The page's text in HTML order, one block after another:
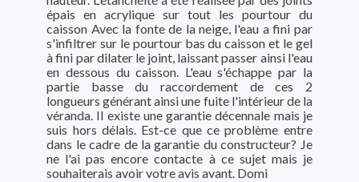
épais en acrylique sur tout les pourtour du
caisson Avec la fonte de la neige, l'eau a fini par
s'infiltrer sur le pourtour bas du caisson et le gel
à fini par dilater le joint, laissant passer ainsi l'eau
en dessous du caisson. L'eau s'échappe par la
partie basse du raccordement de ces 2
longueurs générant ainsi une fuite l'intérieur de la
véranda. Il existe une garantie décennale mais je
suis hors délais. Est-ce que ce problème entre
dans le cadre de la garantie du constructeur? Je
ne l'ai pas encore contacte à ce sujet mais je
souhaiterais avoir votre avis avant. Domi